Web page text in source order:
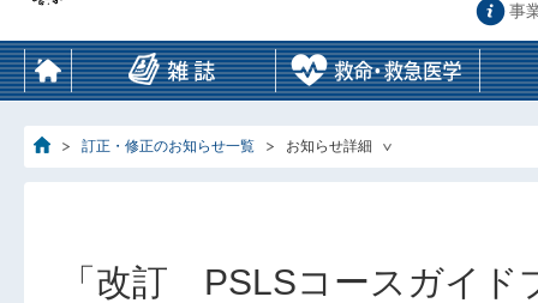
事
訂正・修正のお知らせ一覧 お知らせ詳細
「改訂 PSLSコースガイド